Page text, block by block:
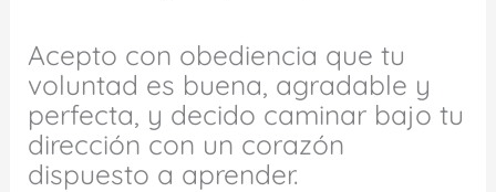
Acepto con obediencia que tu
voluntad es buena, agradable y
perfecta, y decido caminar bajo tu
dirección con un corazón
dispuesto a aprender.